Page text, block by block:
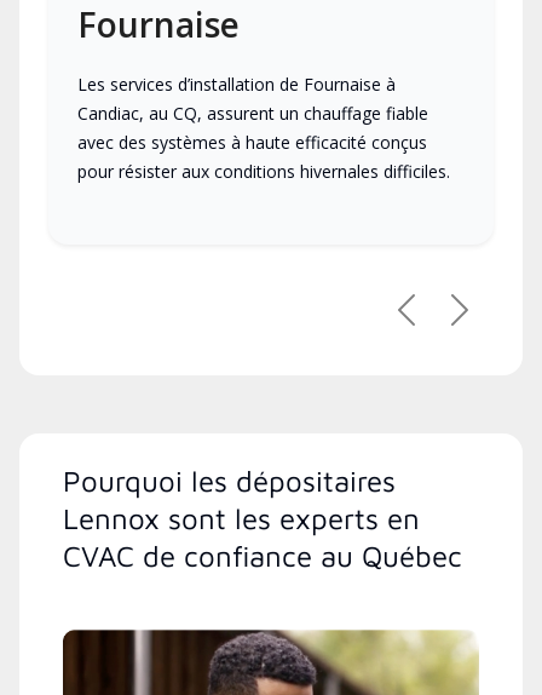
Fournaise
Les services d’installation de Fournaise à
Candiac, au CQ, assurent un chauffage fiable
avec des systèmes à haute efficacité conçus
pour résister aux conditions hivernales difficiles.
PrécédentSuivant
Pourquoi les dépositaires
Lennox sont les experts en
CVAC de confiance au Québec